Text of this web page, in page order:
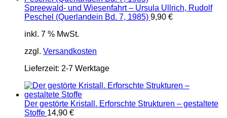
Spreewald- und Wiesenfahrt – Ursula Ullrich, Rudolf
Peschel (Querlandein Bd. 7, 1985) 9,90 €
inkl. 7 % MwSt.
zzgl. Versandkosten
Lieferzeit: 2-7 Werktage
Der gestörte Kristall. Erforschte Strukturen – gestaltete
Stoffe 14,90 €